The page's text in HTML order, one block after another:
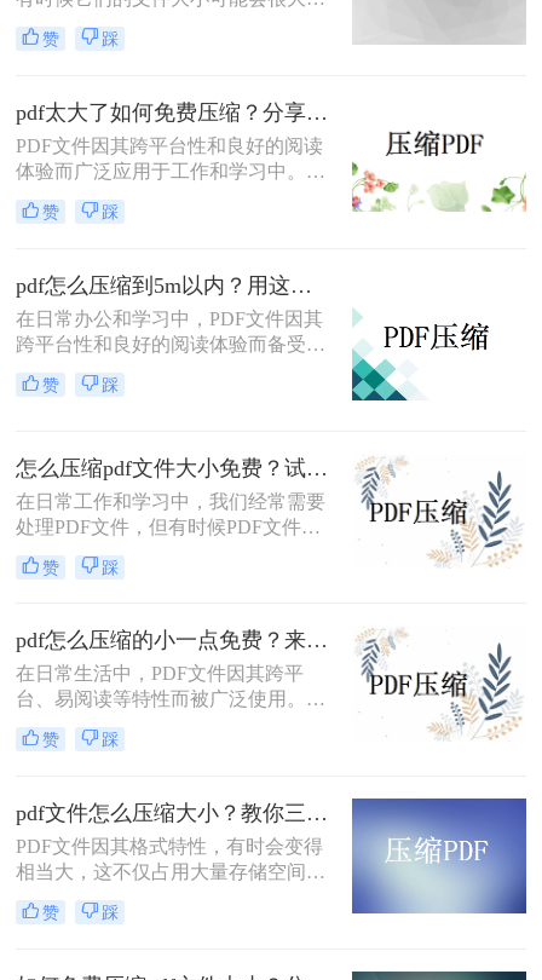
难以通过电子邮件或其他方式共享。
在这种情况下，大家可以使用以下方
大了怎么变小吧。
赞 踩
pdf太大了如何免费压缩？分享二种压缩方法！
PDF文件因其跨平台性和良好的阅读
体验而广泛应用于工作和学习中。然
而，有时PDF文件体积过大，不仅占
用存储空间，还会影响传输速度。那
介绍两种免费压缩PDF文件的方法。
赞 踩
pdf怎么压缩到5m以内？用这二种压缩方法！
在日常办公和学习中，PDF文件因其
跨平台性和良好的阅读体验而备受欢
迎。然而，有时PDF文件过大，不仅
占用存储空间，还会影响传输速度。
的方法。
赞 踩
怎么压缩pdf文件大小免费？试试这二种压缩方法！
在日常工作和学习中，我们经常需要
处理PDF文件，但有时候PDF文件过
大，不便于传输和存储。那么怎么压
缩pdf文件大小免费呢？本文将介绍两
赞 踩
pdf怎么压缩的小一点免费？来试试这二种压缩方法！
在日常生活中，PDF文件因其跨平
台、易阅读等特性而被广泛使用。然
而，当PDF文件体积过大时，会给存
储和传输带来诸多不便。那么pdf怎么
种免费且实用的PDF压缩方法。
赞 踩
pdf文件怎么压缩大小？教你三种实用压缩方法！
PDF文件因其格式特性，有时会变得
相当大，这不仅占用大量存储空间，
还可能影响传输速度。那么pdf文件怎
么压缩大小呢？本文将介绍三种有效
赞 踩